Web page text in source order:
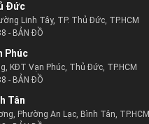
Đức
Linh Tây, TP. Thủ Đức, TP.HCM
- BẢN ĐỒ
Phúc
KĐT Vạn Phúc, Thủ Đức, TP.HCM
- BẢN ĐỒ
Tân
Phường An Lạc, Bình Tân, TP.HCM